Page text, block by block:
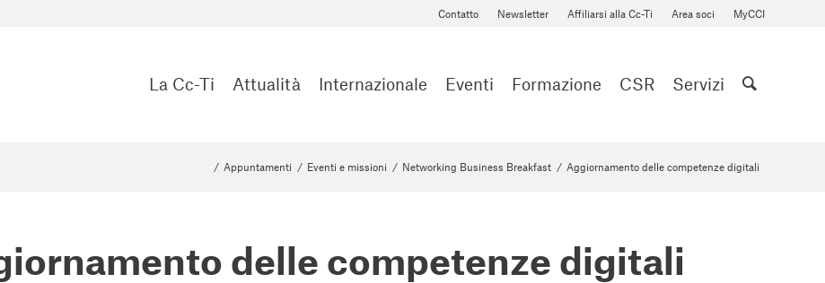
Contatto Newsletter Affiliarsi alla Cc-Ti Area soci MyCCI
La Cc-Ti Attualità Internazionale Eventi Formazione CSR Servizi
/ Appuntamenti / Eventi e missioni / Networking Business Breakfast / Aggiornamento delle competenze digitali
delle competenze digitali